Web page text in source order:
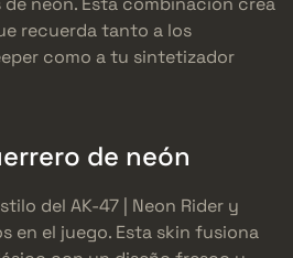
recuerda tanto a los
como a tu sintetizador
de neón
del AK-47 | Neon Rider y
en el juego. Esta skin fusiona